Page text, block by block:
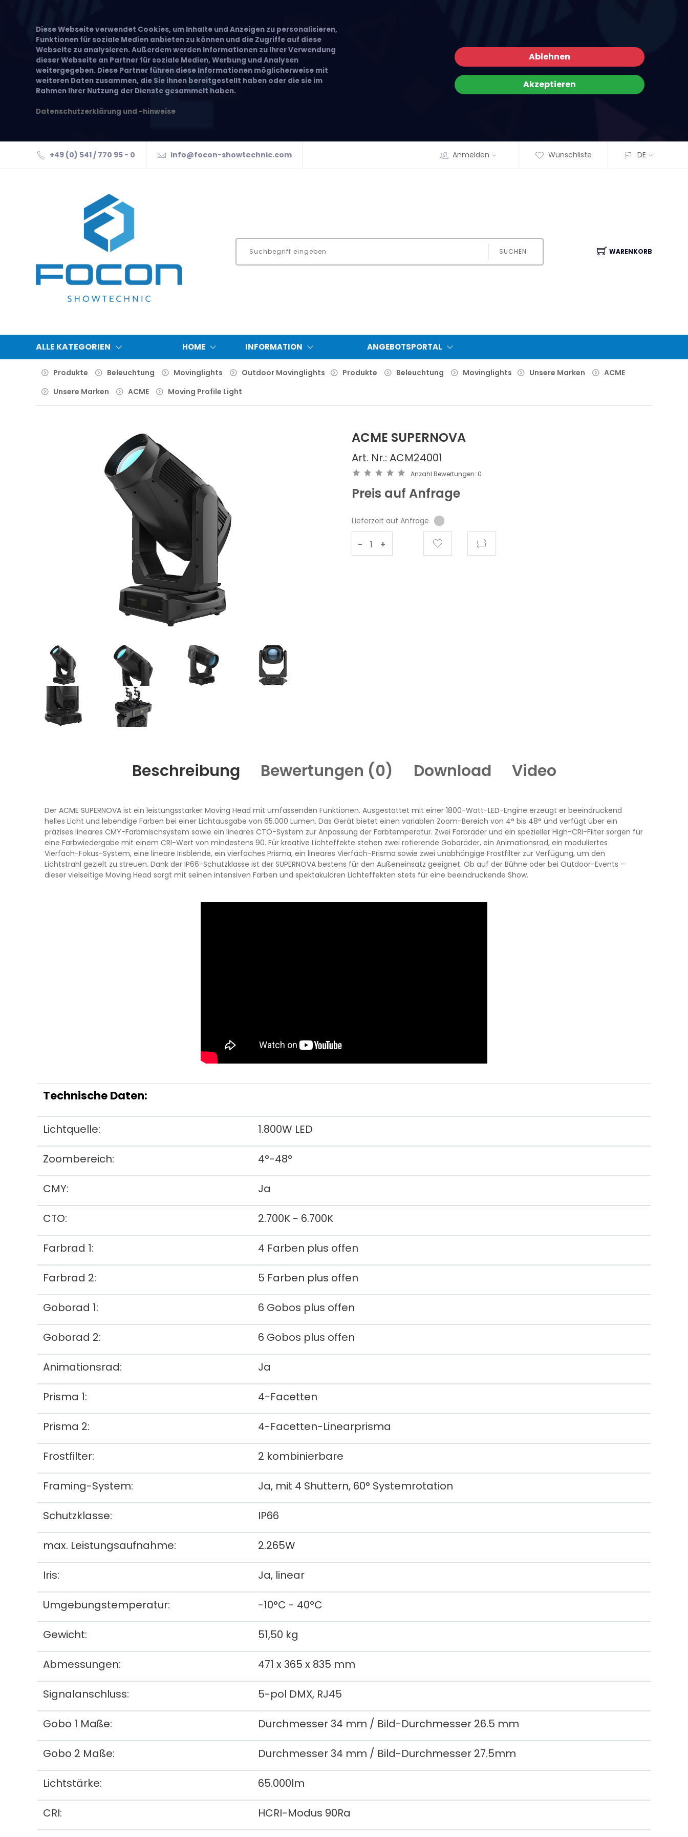
Diese Webseite verwendet Cookies, um Inhalte und Anzeigen zu personalisieren,
Funktionen für soziale Medien anbieten zu können und die Zugriffe auf diese
Webseite zu analysieren. Außerdem werden Informationen zu Ihrer Verwendung
dieser Webseite an Partner für soziale Medien, Werbung und Analysen
weitergegeben. Diese Partner führen diese Informationen möglicherweise mit
weiteren Daten zusammen, die Sie ihnen bereitgestellt haben oder die sie im
Rahmen Ihrer Nutzung der Dienste gesammelt haben.
Datenschutzerklärung und -hinweise
Ablehnen
Akzeptieren
+49 (0) 541 / 770 95 - 0 info@focon-showtechnic.com Anmelden Wunschliste DE
SUCHEN WARENKORB
ALLE KATEGORIEN HOME INFORMATION ANGEBOTSPORTAL
Produkte Beleuchtung Movinglights Outdoor Movinglights Produkte Beleuchtung Movinglights Unsere Marken
ACME
Unsere Marken
ACME Moving Profile Light
ACME SUPERNOVA
Art. Nr.: ACM24001
Anzahl Bewertungen: 0
Preis auf Anfrage
Lieferzeit auf Anfrage
- +
Beschreibung Bewertungen (0) Download Video
Der ACME SUPERNOVA ist ein leistungsstarker Moving Head mit umfassenden Funktionen. Ausgestattet mit einer 1800-Watt-LED-Engine erzeugt er beeindruckend
helles Licht und lebendige Farben bei einer Lichtausgabe von 65.000 Lumen. Das Gerät bietet einen variablen Zoom-Bereich von 4° bis 48° und verfügt über ein
präzises lineares CMY-Farbmischsystem sowie ein lineares CTO-System zur Anpassung der Farbtemperatur. Zwei Farbräder und ein spezieller High-CRI-Filter sorgen für
eine Farbwiedergabe mit einem CRI-Wert von mindestens 90. Für kreative Lichteffekte stehen zwei rotierende Goboräder, ein Animationsrad, ein moduliertes
Vierfach-Fokus-System, eine lineare Irisblende, ein vierfaches Prisma, ein lineares Vierfach-Prisma sowie zwei unabhängige Frostfilter zur Verfügung, um den
Lichtstrahl gezielt zu streuen. Dank der IP66-Schutzklasse ist der SUPERNOVA bestens für den Außeneinsatz geeignet. Ob auf der Bühne oder bei Outdoor-Events –
dieser vielseitige Moving Head sorgt mit seinen intensiven Farben und spektakulären Lichteffekten stets für eine beeindruckende Show.
Technische Daten:
Lichtquelle: 1.800W LED
Zoombereich: 4°-48°
CMY: Ja
CTO: 2.700K - 6.700K
Farbrad 1: 4 Farben plus offen
Farbrad 2: 5 Farben plus offen
Goborad 1: 6 Gobos plus offen
Goborad 2: 6 Gobos plus offen
Animationsrad: Ja
Prisma 1: 4-Facetten
Prisma 2: 4-Facetten-Linearprisma
Frostfilter: 2 kombinierbare
Framing-System: Ja, mit 4 Shuttern, 60° Systemrotation
Schutzklasse: IP66
max. Leistungsaufnahme: 2.265W
Iris: Ja, linear
Umgebungstemperatur: -10°C - 40°C
Gewicht: 51,50 kg
Abmessungen: 471 x 365 x 835 mm
Signalanschluss: 5-pol DMX, RJ45
Gobo 1 Maße: Durchmesser 34 mm / Bild-Durchmesser 26.5 mm
Gobo 2 Maße: Durchmesser 34 mm / Bild-Durchmesser 27.5mm
Lichtstärke: 65.000lm
CRI: HCRI-Modus 90Ra